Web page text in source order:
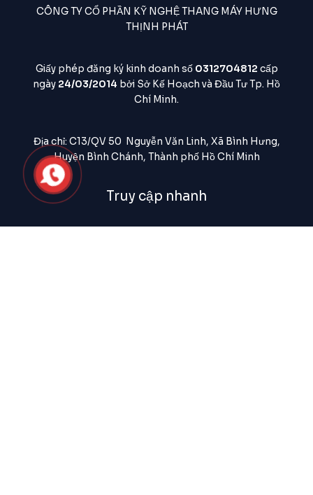
CÔNG TY CỔ PHẦN KỸ NGHỆ THANG MÁY HƯNG
THỊNH PHÁT
Giấy phép đăng ký kinh doanh số 0312704812 cấp
ngày 24/03/2014 bởi Sở Kế Hoạch và Đầu Tư Tp. Hồ
Chí Minh.
Địa chỉ: C13/QV 50 Nguyễn Văn Linh, Xã Bình Hưng,
Huyện Bình Chánh, Thành phố Hồ Chí Minh
Truy cập nhanh